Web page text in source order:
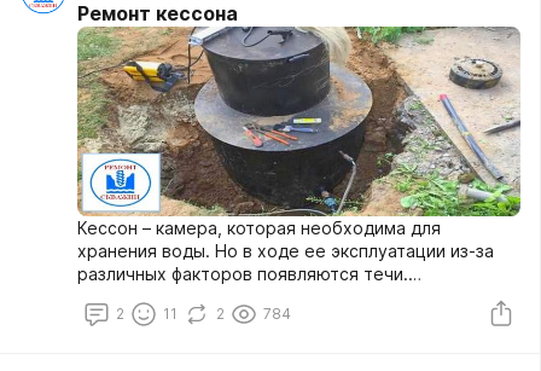
Ремонт кессона
Кессон – камера, которая необходима для
хранения воды. Но в ходе ее эксплуатации из-за
различных факторов появляются течи.
Герметичность нарушается, требуется провести
своевременный ремонт кессона, чтобы устранить
2 11 2 784